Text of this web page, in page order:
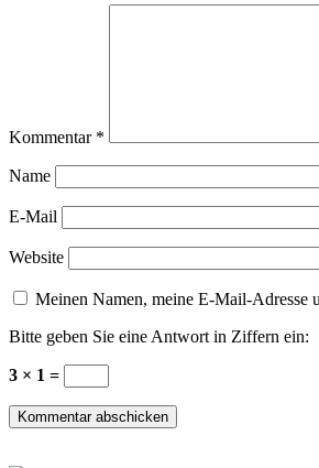
Kommentar *
Name
E-Mail
Website
Meinen Namen, meine E-Mail-Adresse
Bitte geben Sie eine Antwort in Ziffern ein:
3 × 1 =